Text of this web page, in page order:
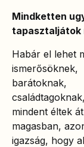
Mindketten
tapasztaljátok
Habár el lehet
ismerősöknek,
barátoknak,
mindent éltek
magasban,
igazság, hogy